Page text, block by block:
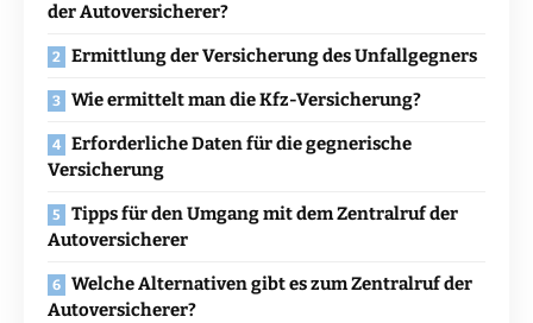
der Autoversicherer?
Ermittlung der Versicherung des Unfallgegners
Wie ermittelt man die Kfz-Versicherung?
Erforderliche Daten für die gegnerische
Versicherung
Tipps für den Umgang mit dem Zentralruf der
Autoversicherer
Welche Alternativen gibt es zum Zentralruf der
Autoversicherer?